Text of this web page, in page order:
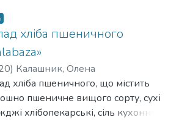
хліба пшеничного
) Калашник, Олена
;Бараболя, Ольга
;Юдічева, Ольга Петрівна;
Світлана Едуардівна; Басова,
хліба пшеничного, що містить
пшеничне вищого сорту, сухі
хлібопекарські, сіль кухонну